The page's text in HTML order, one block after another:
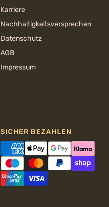
Karriere
Nachhaltigkeits­versprechen
Datenschutz
AGB
Impressum
SICHER BEZAHLEN